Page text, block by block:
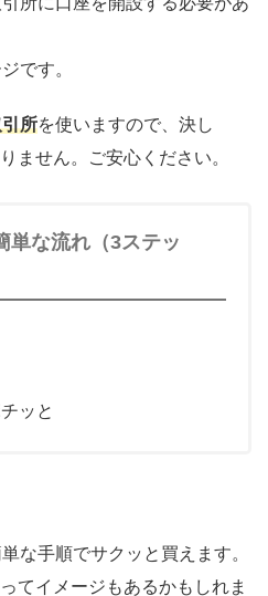
です。
所を使いますので、決し
ません。ご安心ください。
単な流れ（3ステッ
ッと
な手順でサクッと買えます。
てイメージもあるかもしれま